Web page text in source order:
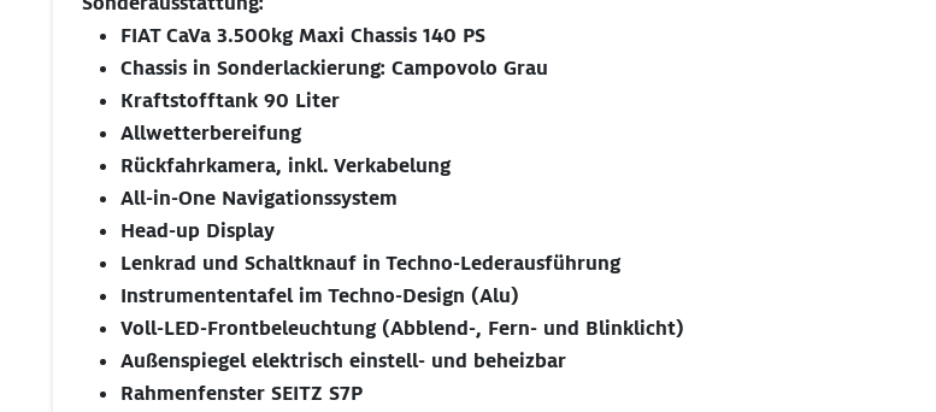
FIAT CaVa 3.500kg Maxi Chassis 140 PS
Chassis in Sonderlackierung: Campovolo Grau
Kraftstofftank 90 Liter
Allwetterbereifung
Rückfahrkamera, inkl. Verkabelung
All-in-One Navigationssystem
Head-up Display
Lenkrad und Schaltknauf in Techno-Lederausführung
Instrumententafel im Techno-Design (Alu)
Voll-LED-Frontbeleuchtung (Abblend-, Fern- und Blinklicht)
Außenspiegel elektrisch einstell- und beheizbar
Rahmenfenster SEITZ S7P